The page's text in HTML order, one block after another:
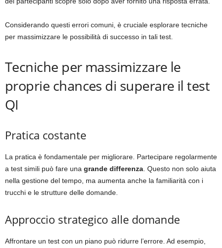
Considerando questi errori comuni, è cruciale esplorare tecniche
per massimizzare le possibilità di successo in tali test.
Tecniche per massimizzare le
proprie chances di superare il test
QI
Pratica costante
La pratica è fondamentale per migliorare. Partecipare regolarmente
a test simili può fare una grande differenza . Questo non solo aiuta
nella gestione del tempo, ma aumenta anche la familiarità con i
trucchi e le strutture delle domande.
Approccio strategico alle domande
Affrontare un test con un piano può ridurre l’errore. Ad esempio,